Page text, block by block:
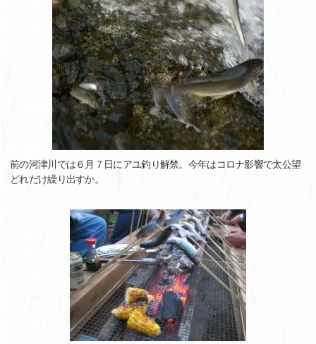
前の河津川では６月７日にアユ釣り解禁。今年はコロナ影響で太公望
どれだけ繰り出すか。